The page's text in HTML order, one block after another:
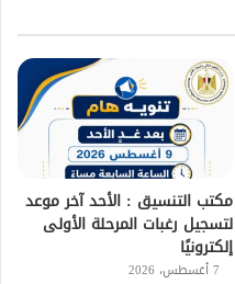
مكتب التنسيق : الأحد آخر موعد
لتسجيل رغبات المرحلة الأولى
إلكترونيًا
7 أغسطس، 2026